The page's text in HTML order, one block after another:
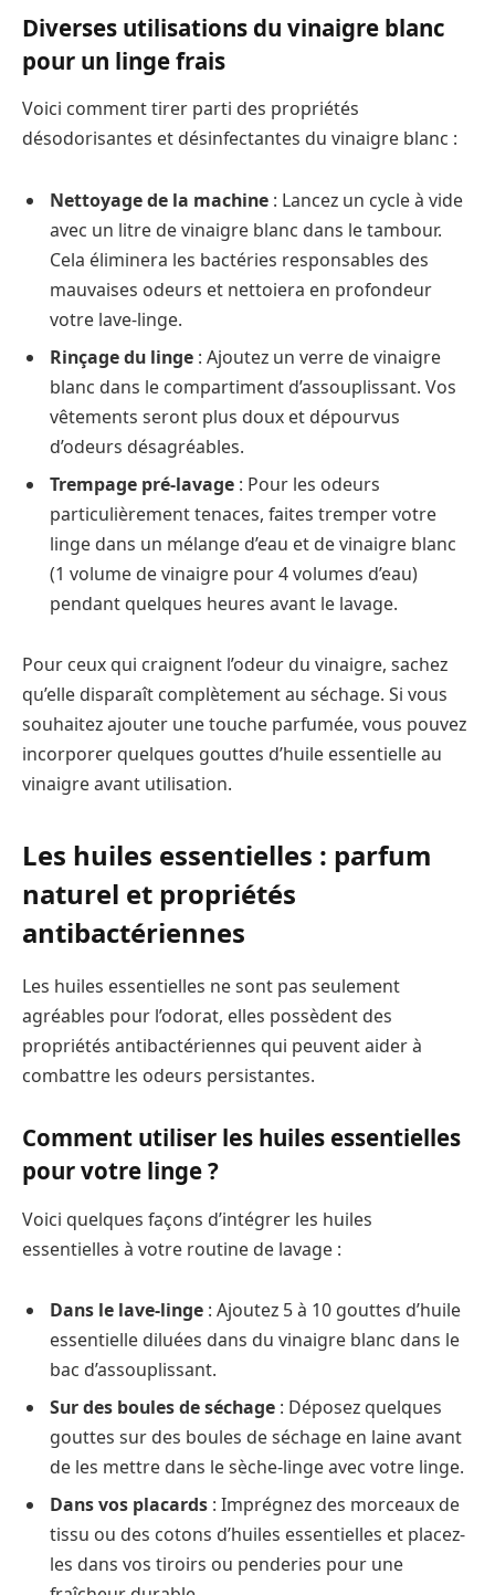
Diverses utilisations du vinaigre blanc
pour un linge frais
Voici comment tirer parti des propriétés
désodorisantes et désinfectantes du vinaigre blanc :
Nettoyage de la machine : Lancez un cycle à vide
avec un litre de vinaigre blanc dans le tambour.
Cela éliminera les bactéries responsables des
mauvaises odeurs et nettoiera en profondeur
votre lave-linge.
Rinçage du linge : Ajoutez un verre de vinaigre
blanc dans le compartiment d’assouplissant. Vos
vêtements seront plus doux et dépourvus
d’odeurs désagréables.
Trempage pré-lavage : Pour les odeurs
particulièrement tenaces, faites tremper votre
linge dans un mélange d’eau et de vinaigre blanc
(1 volume de vinaigre pour 4 volumes d’eau)
pendant quelques heures avant le lavage.
Pour ceux qui craignent l’odeur du vinaigre, sachez
qu’elle disparaît complètement au séchage. Si vous
souhaitez ajouter une touche parfumée, vous pouvez
incorporer quelques gouttes d’huile essentielle au
vinaigre avant utilisation.
Les huiles essentielles : parfum
naturel et propriétés
antibactériennes
Les huiles essentielles ne sont pas seulement
agréables pour l’odorat, elles possèdent des
propriétés antibactériennes qui peuvent aider à
combattre les odeurs persistantes.
Comment utiliser les huiles essentielles
pour votre linge ?
Voici quelques façons d’intégrer les huiles
essentielles à votre routine de lavage :
Dans le lave-linge : Ajoutez 5 à 10 gouttes d’huile
essentielle diluées dans du vinaigre blanc dans le
bac d’assouplissant.
Sur des boules de séchage : Déposez quelques
gouttes sur des boules de séchage en laine avant
de les mettre dans le sèche-linge avec votre linge.
Dans vos placards : Imprégnez des morceaux de
tissu ou des cotons d’huiles essentielles et placez-
les dans vos tiroirs ou penderies pour une